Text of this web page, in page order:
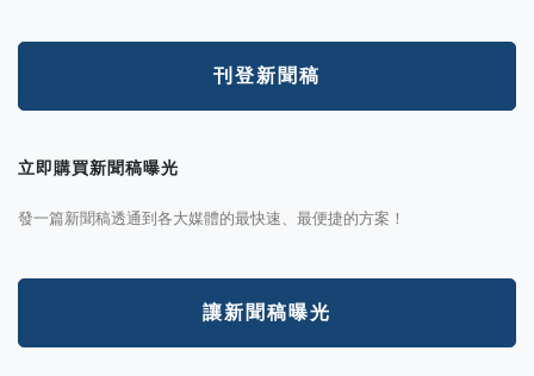
刊登新聞稿
立即購買新聞稿曝光
發一篇新聞稿透通到各大媒體的最快速、最便捷的方案！
讓新聞稿曝光